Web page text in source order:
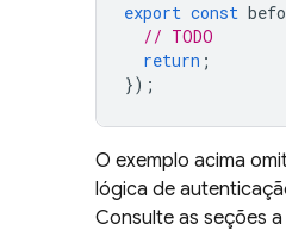
export const
// TODO
return ;
});
O exemplo acima
lógica de
Consulte as seções